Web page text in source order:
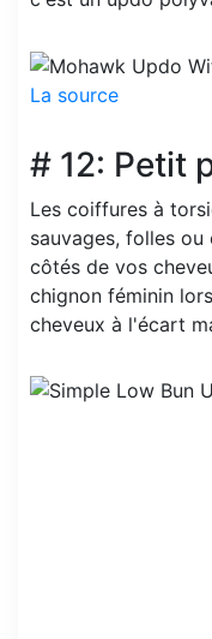
La source
# 12: Petit
Les coiffures à
sauvages, folles
côtés de vos
chignon féminin
cheveux à l'écart